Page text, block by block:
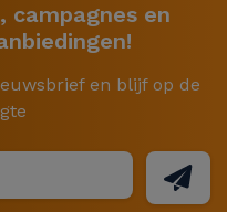
campagnes en
en blijf op de